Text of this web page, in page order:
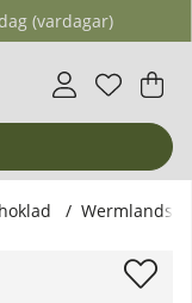
(vardagar)
Antal i
. .
Rawchoklad